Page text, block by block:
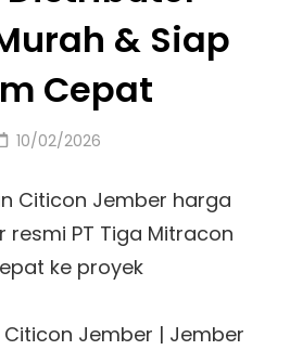
& Siap
Cepat
Posted
10/02/2026
Jember | Jember